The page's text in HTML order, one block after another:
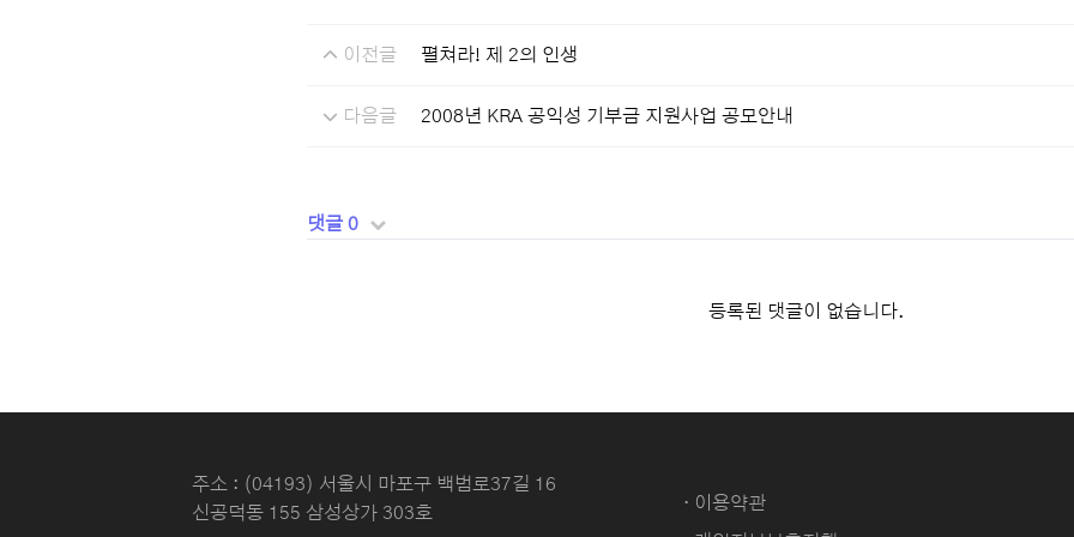
이전글 펼쳐라! 제 2의 인생
다음글 2008년 KRA 공익성 기부금 지원사업 공모안내
댓글 0
등록된 댓글이 없습니다.
주소 : (04193) 서울시 마포구 백범로37길 16
신공덕동 155 삼성상가 303호
· 이용약관